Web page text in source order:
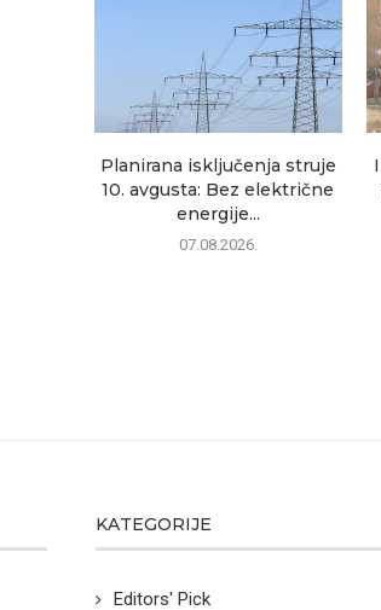
Planirana isključenja struje
10. avgusta: Bez električne
energije...
07.08.2026.
KATEGORIJE
Editors' Pick